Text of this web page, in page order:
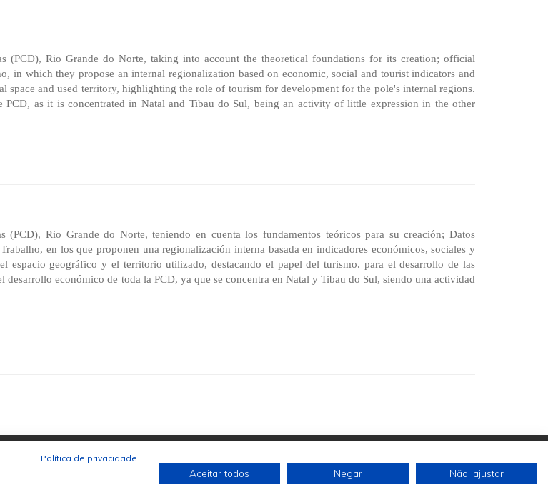
(PCD), Rio Grande do Norte, taking into account the theoretical foundations for its creation; official
in which they propose an internal regionalization based on economic, social and tourist indicators and
and used territory, highlighting the role of tourism for development for the pole's internal regions.
as it is concentrated in Natal and Tibau do Sul, being an activity of little expression in the other
Rio Grande do Norte, teniendo en cuenta los fundamentos teóricos para su creación; Datos
en los que proponen una regionalización interna basada en indicadores económicos, sociales y
geográfico y el territorio utilizado, destacando el papel del turismo. para el desarrollo de las
económico de toda la PCD, ya que se concentra en Natal y Tibau do Sul, siendo una actividad
Política de privacidade
Aceitar todos Negar Não, ajustar